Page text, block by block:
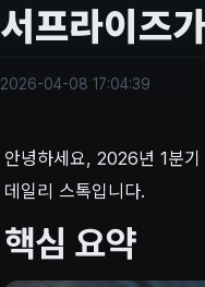
서프라이즈
2026-04-08 17:04:39
안녕하세요, 2026년 1분
데일리 스톡입니다.
핵심 요약